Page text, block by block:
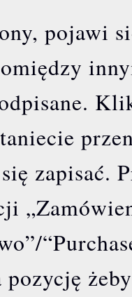
pojawi
zapisać.